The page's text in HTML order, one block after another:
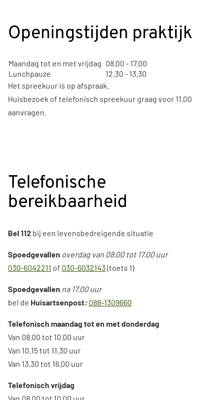
Openingstijden praktijk
Maandag tot en met vrijdag 08.00 - 17.00
Lunchpauze
12.30 - 13.30
Het spreekuur is op afspraak.
Huisbezoek of telefonisch spreekuur graag voor 11.00
aanvragen.
Telefonische
bereikbaarheid
Bel 112 bij een levensbedreigende situatie
Spoedgevallen overdag van 08.00 tot 17.00 uur
030-6042211 of 030-6032143(toets 1)
Spoedgevallen na 17.00 uur
bel de Huisartsenpost: 088-1309660
Telefonisch maandag tot en met donderdag
Van 08.00 tot 10.00 uur
Van 10.15 tot 11.30 uur
Van 13.30 tot 16.00 uur
Telefonisch vrijdag